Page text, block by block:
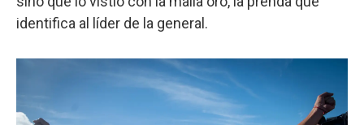
identifica al líder de la general.